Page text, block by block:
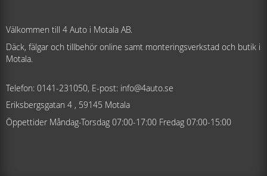
Välkommen till 4 Auto i Motala AB.
Däck, fälgar och tillbehör online samt monteringsverkstad och butik i
Motala.
Telefon: 0141-231050, E-post: info@4auto.se
Eriksbergsgatan 4 , 59145 Motala
Öppettider Måndag-Torsdag 07:00-17:00 Fredag 07:00-15:00